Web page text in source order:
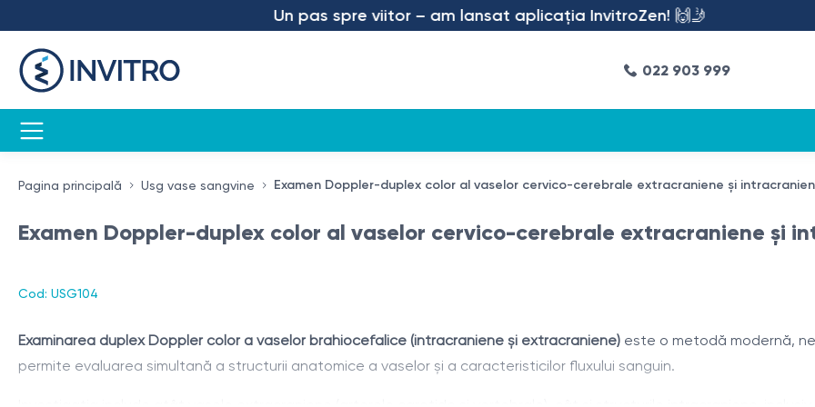
Un pas spre viitor – am lansat aplicația InvitroZen! 🙌🤳
022 903 999
Pagina principală Usg vase sangvine Examen Doppler-duplex color al vaselor cervico-cerebrale extracraniene și
Examen Doppler-duplex color al vaselor cervico-cerebrale extracraniene și
Cod: USG104
Examinarea duplex Doppler color a vaselor brahiocefalice (intracraniene și extracraniene) este o metodă modernă,
permite evaluarea simultană a structurii anatomice a vaselor și a caracteristicilor fluxului sanguin.